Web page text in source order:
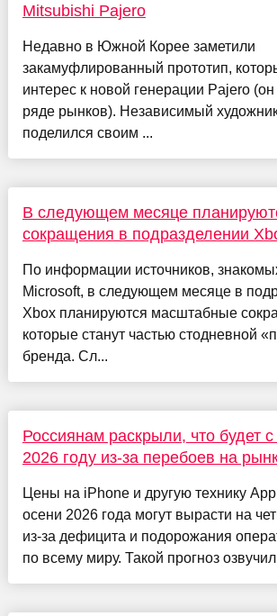
Mitsubishi Pajero
Недавно в Южной Корее заметили
закамуфлированный прототип,
интерес к новой генерации Pajero
ряде рынков). Независимый
поделился своим ...
В следующем месяце
сокращения в подразделении
По информации источников,
Microsoft, в следующем месяце в
Xbox планируются масштабные
которые станут частью стодневной
бренда. Сл...
Россиянам раскрыли, что будет
2026 году из-за перебоев на
Цены на iPhone и другую технику
осени 2026 года могут вырасти на
из-за дефицита и подорожания
по всему миру. Такой прогноз